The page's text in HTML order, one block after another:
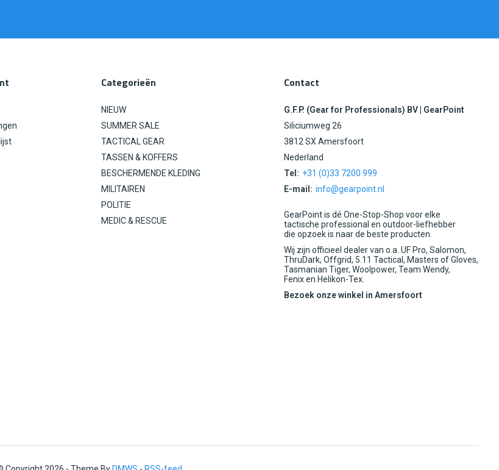
Categorieën
NIEUW
SUMMER SALE
TACTICAL GEAR
TASSEN & KOFFERS
BESCHERMENDE KLEDING
MILITAIREN
POLITIE
MEDIC & RESCUE
Contact
G.F.P. (Gear for Professionals) BV | GearPoint
Siliciumweg 26
3812 SX Amersfoort
Nederland
Tel: +31 (0)33 7200 999
E-mail: info@gearpoint.nl
GearPoint is dé One-Stop-Shop voor elke
tactische professional en outdoor-liefhebber
die opzoek is naar de beste producten.
Wij zijn officieel dealer van o.a. UF Pro, Salomon,
ThruDark, Offgrid, 5.11 Tactical, Masters of Gloves,
Tasmanian Tiger, Woolpower, Team Wendy,
Fenix en Helikon-Tex.
Bezoek onze winkel in Amersfoort